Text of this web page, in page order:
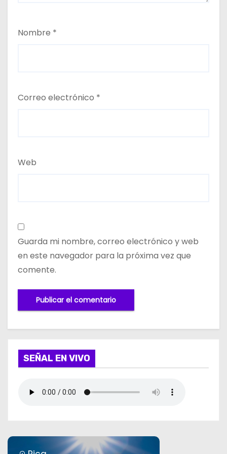
Nombre *
Correo electrónico *
Web
Guarda mi nombre, correo electrónico y web
en este navegador para la próxima vez que
comente.
SEÑAL EN VIVO